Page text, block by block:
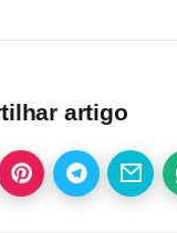
artigo